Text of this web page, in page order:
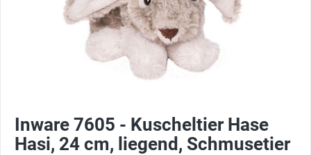
Inware 7605 - Kuscheltier Hase
Hasi, 24 cm, liegend, Schmusetier